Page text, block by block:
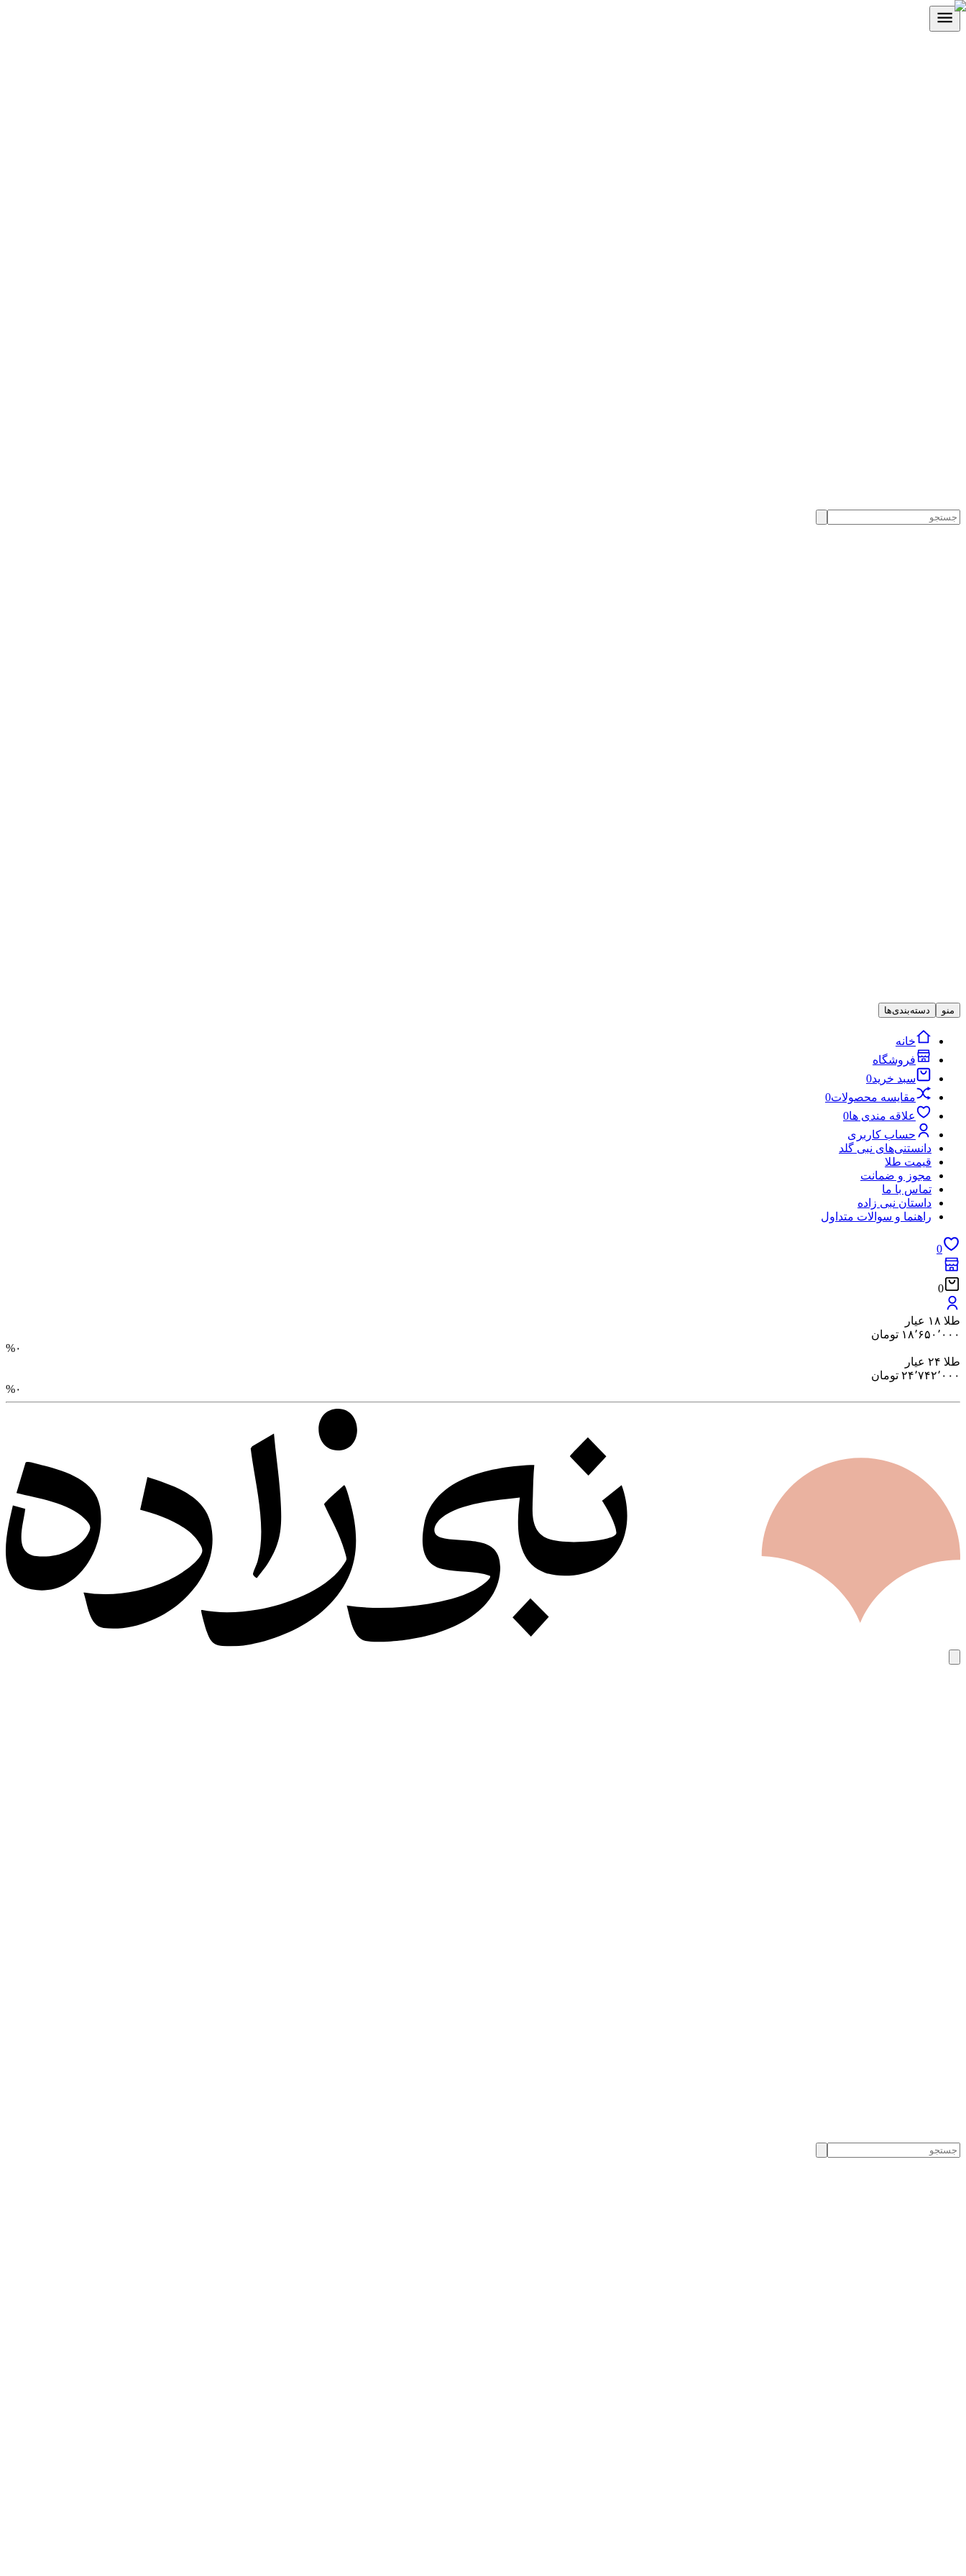
منو دسته‌بندی‌ها
خانه
فروشگاه
سبد خرید0
مقایسه محصولات0
علاقه مندی ها0
حساب کاربری
دانستنی‌های نبی گلد
قیمت طلا
مجوز و ضمانت
تماس با ما
داستان نبی زاده
راهنما و سوالات متداول
0
0
طلا ۱۸ عیار
۱۸٬۶۵۰٬۰۰۰ تومان
%۰
طلا ۲۴ عیار
۲۴٬۷۴۲٬۰۰۰ تومان
%۰